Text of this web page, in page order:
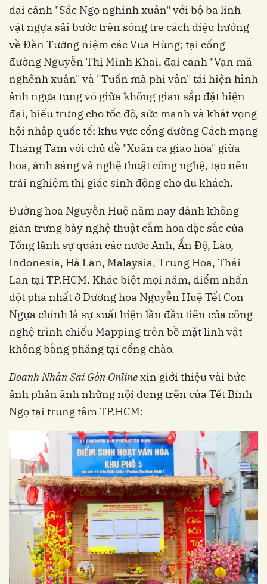
đại cảnh "Sắc Ngọ nghinh xuân" với bộ ba linh
vật ngựa sải bước trên sóng tre cách điệu hướng
về Đền Tưởng niệm các Vua Hùng; tại cổng
đường Nguyễn Thị Minh Khai, đại cảnh "Vạn mã
nghênh xuân" và "Tuấn mã phi vân" tái hiện hình
ảnh ngựa tung vó giữa không gian sắp đặt hiện
đại, biểu trưng cho tốc độ, sức mạnh và khát vọng
hội nhập quốc tế; khu vực cổng đường Cách mạng
Tháng Tám với chủ đề "Xuân ca giao hòa" giữa
hoa, ánh sáng và nghệ thuật công nghệ, tạo nên
trải nghiệm thị giác sinh động cho du khách.
Đường hoa Nguyễn Huệ năm nay dành không
gian trưng bày nghệ thuật cắm hoa đặc sắc của
Tổng lãnh sự quán các nước Anh, Ấn Độ, Lào,
Indonesia, Hà Lan, Malaysia, Trung Hoa, Thái
Lan tại TP.HCM. Khác biệt mọi năm, điểm nhấn
đột phá nhất ở Đường hoa Nguyễn Huệ Tết Con
Ngựa chính là sự xuất hiện lần đầu tiên của công
nghệ trình chiếu Mapping trên bề mặt linh vật
không bằng phẳng tại cổng chào.
Doanh Nhân Sài Gòn Onlinexin giới thiệu vài bức
ảnh phản ảnh những nội dung trên của Tết Bính
Ngọ tại trung tâm TP.HCM: